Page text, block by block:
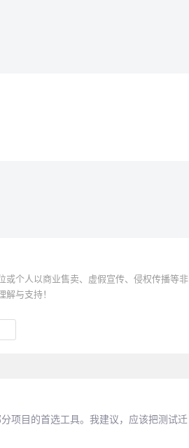
个人以商业售卖、虚假宣传、侵权传播等非
与支持！
项目的首选工具。我建议，应该把测试迁